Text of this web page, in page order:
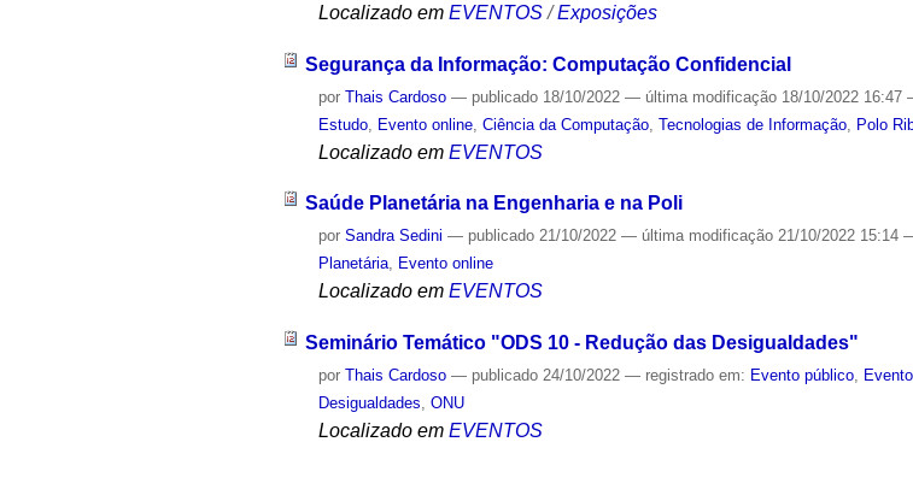
Localizado em EVENTOS /Exposições
Segurança da Informação: Computação Confidencial
porThais Cardoso — publicado 18/10/2022— última modificação 18/10/2022 16:47
Estudo Evento online ,Ciência da Computação ,Tecnologias de Informação Polo
Localizado em EVENTOS
Saúde Planetária na Engenharia e na Poli
porSandra Sedini — publicado 21/10/2022— última modificação 21/10/2022 15:14
Planetária, Evento online
Localizado em EVENTOS
Seminário Temático "ODS 10 - Redução das Desigualdades"
porThais Cardoso — publicado 24/10/2022— registrado em: Evento público,
Desigualdades,ONU
Localizado em EVENTOS